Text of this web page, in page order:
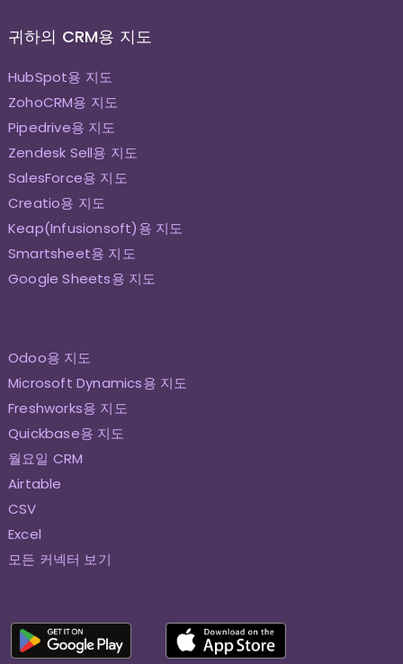
귀하의 CRM용 지도
HubSpot용 지도
ZohoCRM용 지도
Pipedrive용 지도
Zendesk Sell용 지도
SalesForce용 지도
Creatio용 지도
Keap(Infusionsoft)용 지도
Smartsheet용 지도
Google Sheets용 지도
Odoo용 지도
Microsoft Dynamics용 지도
Freshworks용 지도
Quickbase용 지도
월요일 CRM
Airtable
CSV
Excel
모든 커넥터 보기